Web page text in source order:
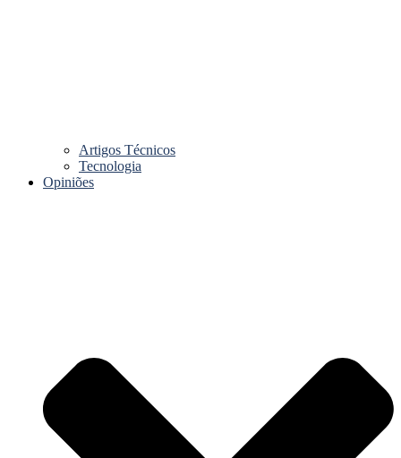
Artigos Técnicos
Tecnologia
Opiniões